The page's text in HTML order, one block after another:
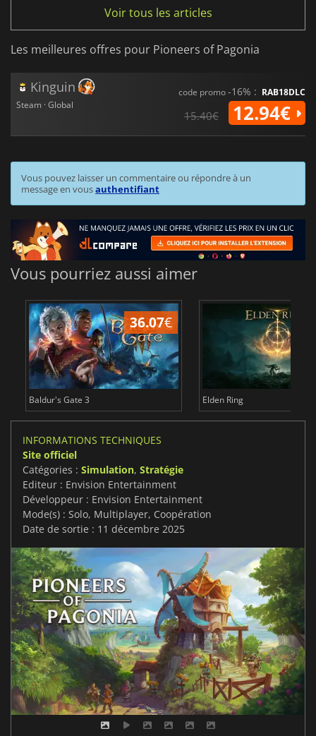
Voir tous les articles
Les meilleures offres pour Pioneers of Pagonia
Kinguin
Steam · Global
code promo-16% : RAB18DLC
15.40€ 12.94€
Vous pouvez laisser un commentaire ou répondre à un
message en vousauthentifiant
Vous pourriez aussi aimer
36.07€
Baldur's Gate 3 Elden Ring
INFORMATIONS TECHNIQUES
Site officiel
Catégories : Simulation, Stratégie
Editeur : Envision Entertainment
Développeur : Envision Entertainment
Mode(s) : Solo, Multiplayer, Coopération
Date de sortie : 11 décembre 2025